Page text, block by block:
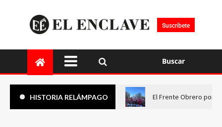
Suscríbete
Buscar
HISTORIA RELÁMPAGO El Frente Obrero pone